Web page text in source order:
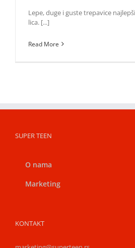
Lepe, duge i guste trepavice
lica. [...]
Read More
SUPER TEEN
O nama
Marketing
KONTAKT